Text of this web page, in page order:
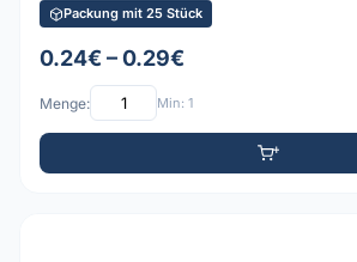
Packung mit 25 Stück
0.24€ – 0.29€
Menge: Min: 1